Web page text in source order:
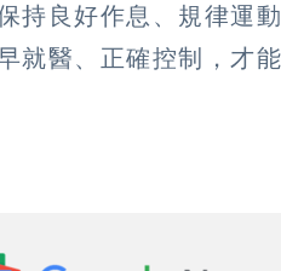
持良好作息、規律運
就醫、正確控制，才